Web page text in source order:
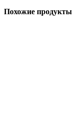
Похожие продукты